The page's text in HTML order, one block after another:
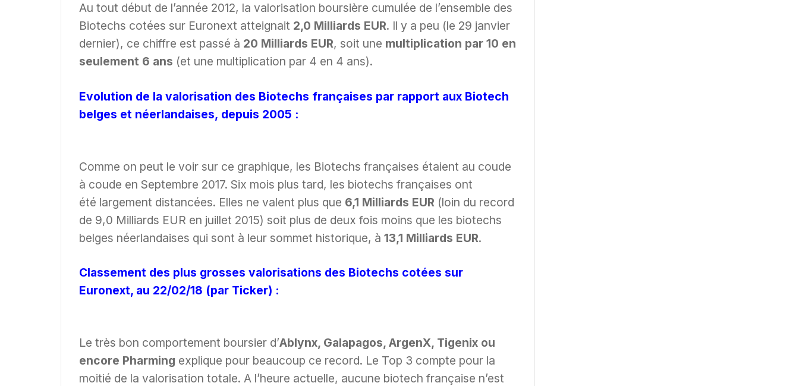
Au tout début de l’année 2012, la valorisation boursière cumulée de l’ensemble des
Biotechs cotées sur Euronext atteignait 2,0 Milliards EUR. Il y a peu (le 29 janvier
dernier), ce chiffre est passé à 20 Milliards EUR, soit une multiplication par 10 en
seulement 6 ans (et une multiplication par 4 en 4 ans).
Evolution de la valorisation des Biotechs françaises par rapport aux Biotech
belges et néerlandaises, depuis 2005 :
Comme on peut le voir sur ce graphique, les Biotechs françaises étaient au coude
à coude en Septembre 2017. Six mois plus tard, les biotechs françaises ont
été largement distancées. Elles ne valent plus que 6,1 Milliards EUR (loin du record
de 9,0 Milliards EUR en juillet 2015) soit plus de deux fois moins que les biotechs
belges néerlandaises qui sont à leur sommet historique, à 13,1 Milliards EUR.
Classement des plus grosses valorisations des Biotechs cotées sur
Euronext, au 22/02/18 (par Ticker) :
Le très bon comportement boursier d’Ablynx, Galapagos, ArgenX, Tigenix ou
encore Pharming explique pour beaucoup ce record. Le Top 3 compte pour la
moitié de la valorisation totale. A l’heure actuelle, aucune biotech française n’est